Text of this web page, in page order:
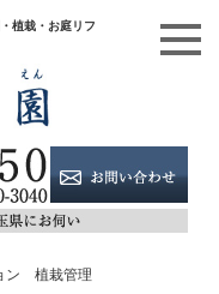
植栽・お庭リフ
ン 植栽管理